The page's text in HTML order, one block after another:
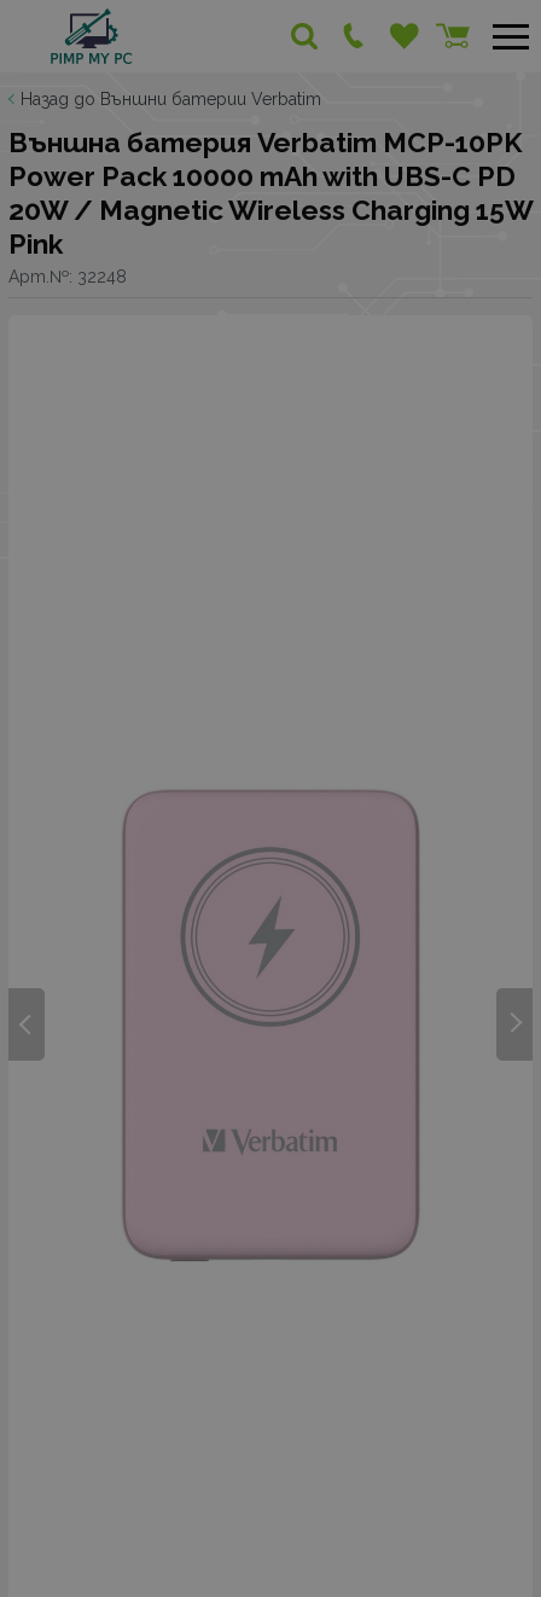
Назад до Външни батерии Verbatim
Външна батерия Verbatim MCP-10PK
Power Pack 10000 mAh with UBS-C PD
20W / Magnetic Wireless Charging 15W
Pink
Арт.№: 32248